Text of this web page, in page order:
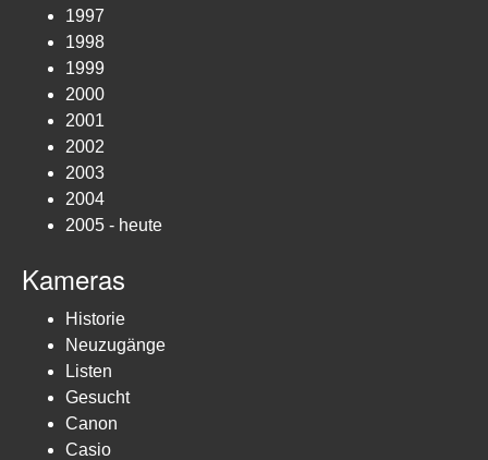
1997
1998
1999
2000
2001
2002
2003
2004
2005 - heute
Kameras
Historie
Neuzugänge
Listen
Gesucht
Canon
Casio